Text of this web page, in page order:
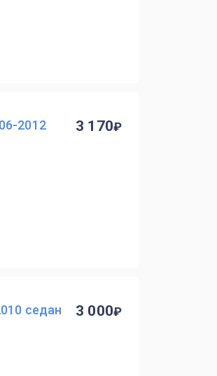
2012
3 170
седан 3 000